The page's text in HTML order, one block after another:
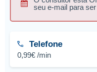
seu e-mail para
Telefone
0,99€ /min